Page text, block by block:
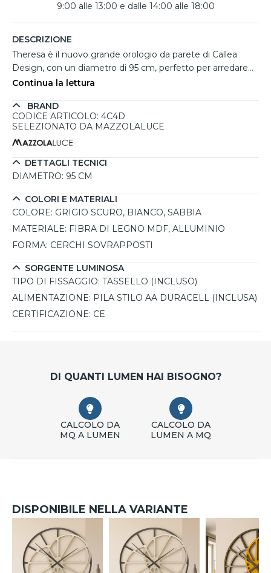
9:00 alle 13:00 e dalle 14:00 alle 18:00
DESCRIZIONE
Theresa è il nuovo grande orologio da parete di Callea
Design, con un diametro di 95 cm, perfetto per arredare
con eleganza e modernità qualsiasi ambiente. Realizzato
colore, offrendo versatilità e stile. Il design innovativo è
caratterizzato da cerchi sovrapposti che creano un effetto
proprio complemento d’arredo. In questa versione, il
cerchio più grande è di colore grigio scuro, il secondo
cerchio è bianco, mentre il cerchio centrale, dove sono
sabbia. Grazie alle sue dimensioni importanti, Theresa non
è solo un orologio funzionale, ma anche un elemento
decorativo ideale per soggiorni, uffici o camerette. Frutto
della creatività degli artigiani Callea e dell’affidabilità dei
garantire precisione e un funzionamento estremamente
silenzioso.
Continua la lettura
BRAND
CODICE ARTICOLO: 4C4D
SELEZIONATO DA MAZZOLALUCE
DETTAGLI TECNICI
DIAMETRO: 95 CM
COLORI E MATERIALI
COLORE: GRIGIO SCURO, BIANCO, SABBIA
MATERIALE: FIBRA DI LEGNO MDF, ALLUMINIO
FORMA: CERCHI SOVRAPPOSTI
SORGENTE LUMINOSA
TIPO DI FISSAGGIO: TASSELLO (INCLUSO)
ALIMENTAZIONE: PILA STILO AA DURACELL (INCLUSA)
CERTIFICAZIONE: CE
DI QUANTI LUMEN HAI BISOGNO?
CALCOLO DA
MQ A LUMEN
CALCOLO DA
LUMEN A MQ
DISPONIBILE NELLA VARIANTE